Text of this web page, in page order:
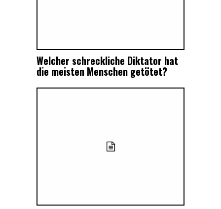
Welcher schreckliche Diktator hat
die meisten Menschen getötet?